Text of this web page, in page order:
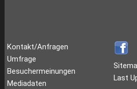
Kontakt/Anfragen
Umfrage
Besuchermeinungen
Mediadaten
Last